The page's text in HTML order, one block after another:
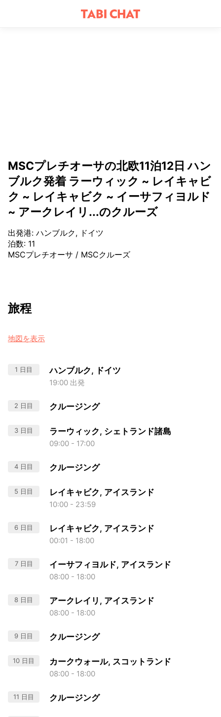
MSCプレチオーサの北欧11泊12日 ハン
ブルク発着 ラーウィック ~ レイキャビ
ク ~ レイキャビク ~ イーサフィヨルド
~ アークレイリ...のクルーズ
出発港: ハンブルク, ドイツ
泊数: 11
MSCプレチオーサ / MSCクルーズ
旅程
地図を表示
1 日目 ハンブルク, ドイツ
19:00 出発
2 日目 クルージング
3 日目 ラーウィック, シェトランド諸島
09:00 - 17:00
4 日目 クルージング
5 日目 レイキャビク, アイスランド
10:00 - 23:59
6 日目 レイキャビク, アイスランド
00:01 - 18:00
7 日目 イーサフィヨルド, アイスランド
08:00 - 18:00
8 日目 アークレイリ, アイスランド
08:00 - 18:00
9 日目 クルージング
10 日目 カークウォール, スコットランド
08:00 - 18:00
11 日目 クルージング